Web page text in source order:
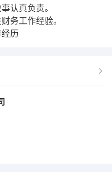
认真负责。
务工作经验。
历